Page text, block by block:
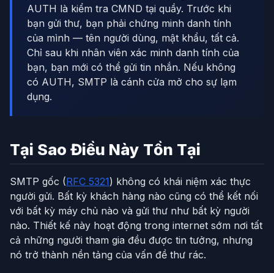
AUTH là kiểm tra CMND tại quầy. Trước khi
bạn gửi thư, bạn phải chứng minh danh tính
của mình — tên người dùng, mật khẩu, tất cả.
Chỉ sau khi nhân viên xác minh danh tính của
bạn, bạn mới có thể gửi tin nhắn. Nếu không
có AUTH, SMTP là cánh cửa mở cho sự lạm
dụng.
Tại Sao Điều Này Tồn Tại
SMTP gốc (RFC 5321) không có khái niệm xác thực
người gửi. Bất kỳ khách hàng nào cũng có thể kết nối
với bất kỳ máy chủ nào và gửi thư như bất kỳ người
nào. Thiết kế này hoạt động trong internet sớm nơi tất
cả những người tham gia đều được tin tưởng, nhưng
nó trở thành nền tảng của vấn đề thư rác.